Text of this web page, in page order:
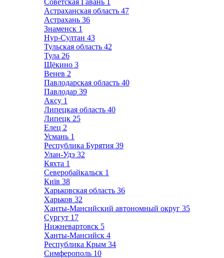
Советская Гавань 1
Астраханская область 47
Астрахань 36
Знаменск 1
Нур-Султан 43
Тульская область 42
Тула 26
Щёкино 3
Венев 2
Павлодарская область 40
Павлодар 39
Аксу 1
Липецкая область 40
Липецк 25
Елец 2
Усмань 1
Республика Бурятия 39
Улан-Удэ 32
Кяхта 1
Северобайкальск 1
Київ 38
Харьковская область 36
Харьков 32
Ханты-Мансийский автономный округ 35
Сургут 17
Нижневартовск 5
Ханты-Мансийск 4
Республика Крым 34
Симферополь 10